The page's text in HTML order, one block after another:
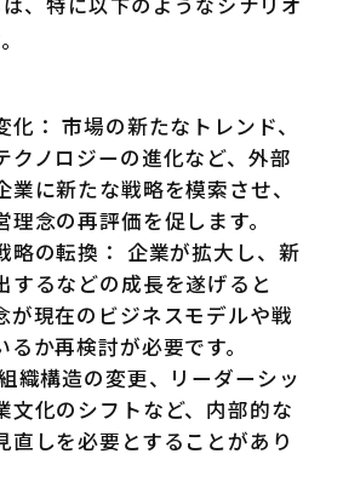
化： 市場の新たなトレンド、
クノロジーの進化など、外部
に新たな戦略を模索させ、
理念の再評価を促します。
略の転換： 企業が拡大し、新
するなどの成長を遂げると
が現在のビジネスモデルや戦
か再検討が必要です。
織構造の変更、リーダーシッ
文化のシフトなど、内部的な
直しを必要とすることがあり